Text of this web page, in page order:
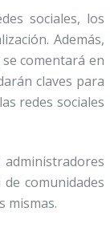
sociales, los
Además,
comentará en
claves para
redes sociales
comunidades
mismas.